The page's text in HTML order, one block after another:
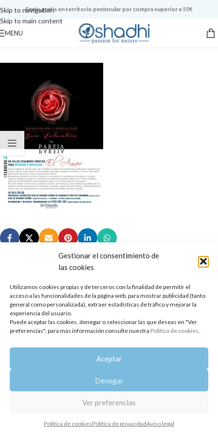
Gestionar el consentimiento de
las cookies
Utilizamos cookies propias y de terceros con la finalidad de permitir el
acceso a las funcionalidades de la página web, para mostrar publicidad (tanto
general como personalizada), extraer estadísticas de tráfico y mejorar la
experiencia del usuario.
Puede aceptar las cookies, denegar o seleccionar las que deseas en "Ver
preferencias", para más información consulte nuestra Política de cookies.
Aceptar
Denegar
Ver preferencias
Política de cookiesPolítica de privacidadAviso legal
Skip to navigation
Skip to main content
Envío gratis en territorio peninsular por compra superior a 55€
MENU
Copyright 2014-2025 Oshadhi España
Todos los derechos reservados.
Política de privacidad | Aviso legal | Política de cookies